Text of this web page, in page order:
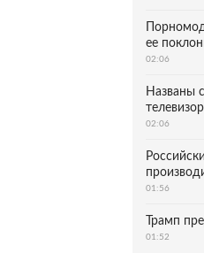
ее
02:06
Названы
02:06
01:56
Трамп
01:52